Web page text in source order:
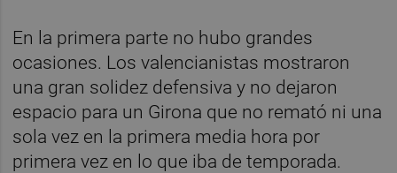
En la primera parte no hubo grandes
ocasiones. Los valencianistas mostraron
una gran solidez defensiva y no dejaron
espacio para un Girona que no remató ni una
sola vez en la primera media hora por
primera vez en lo que iba de temporada.